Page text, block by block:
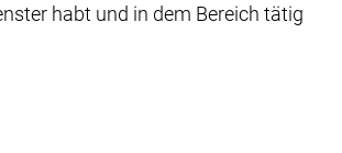
habt und in dem Bereich tätig